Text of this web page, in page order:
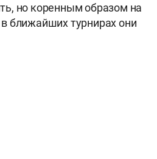
но коренным образом на
ближайших турнирах они